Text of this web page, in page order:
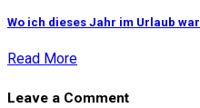
Wo ich dieses Jahr im Urlaub war
Read More
Leave a Comment